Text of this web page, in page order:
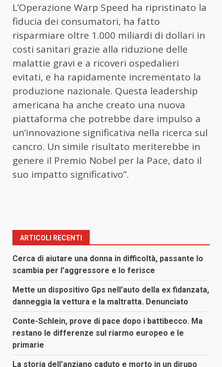
L’Operazione Warp Speed ha ripristinato la
fiducia dei consumatori, ha fatto
risparmiare oltre 1.000 miliardi di dollari in
costi sanitari grazie alla riduzione delle
malattie gravi e a ricoveri ospedalieri
evitati, e ha rapidamente incrementato la
produzione nazionale. Questa leadership
americana ha anche creato una nuova
piattaforma che potrebbe dare impulso a
un’innovazione significativa nella ricerca sul
cancro. Un simile risultato meriterebbe in
genere il Premio Nobel per la Pace, dato il
suo impatto significativo”.
ARTICOLI RECENTI
Cerca di aiutare una donna in difficoltà, passante lo
scambia per l’aggressore e lo ferisce
Mette un dispositivo Gps nell’auto della ex fidanzata,
danneggia la vettura e la maltratta. Denunciato
Conte-Schlein, prove di pace dopo i battibecco. Ma
restano le differenze sul riarmo europeo e le
primarie
La storia dell’anziano caduto e morto in un dirupo